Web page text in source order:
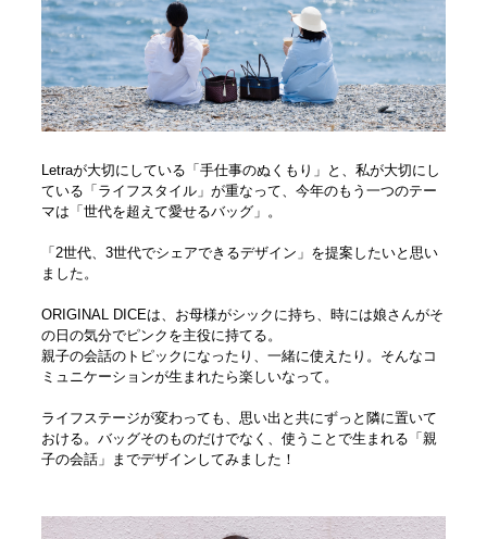
Letraが大切にしている「手仕事のぬくもり」と、私が大切にし
ている「ライフスタイル」が重なって、今年のもう一つのテー
マは「世代を超えて愛せるバッグ」。
「2世代、3世代でシェアできるデザイン」を提案したいと思い
ました。
ORIGINAL DICEは、お母様がシックに持ち、時には娘さんがそ
の日の気分でピンクを主役に持てる。
親子の会話のトピックになったり、一緒に使えたり。そんなコ
ミュニケーションが生まれたら楽しいなって。
ライフステージが変わっても、思い出と共にずっと隣に置いて
おける。バッグそのものだけでなく、使うことで生まれる「親
子の会話」までデザインしてみました！